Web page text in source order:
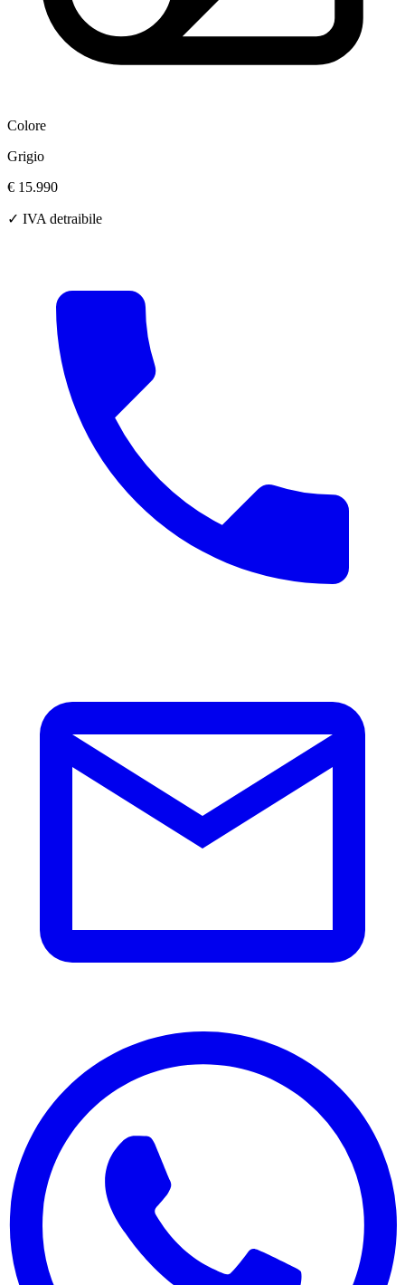
Colore
Grigio
€ 15.990
✓ IVA detraibile